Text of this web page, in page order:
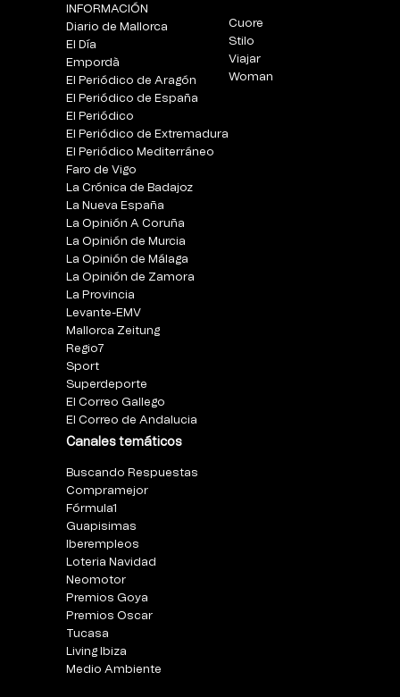
INFORMACIÓN
Diario de Mallorca
El Día
Empordà
El Periódico de Aragón
El Periódico de España
El Periódico
El Periódico de Extremadura
El Periódico Mediterráneo
Faro de Vigo
La Crónica de Badajoz
La Nueva España
La Opinión A Coruña
La Opinión de Murcia
La Opinión de Málaga
La Opinión de Zamora
La Provincia
Levante-EMV
Mallorca Zeitung
Regio7
Sport
Superdeporte
El Correo Gallego
El Correo de Andalucia
Canales temáticos
Buscando Respuestas
Compramejor
Fórmula1
Guapisimas
Iberempleos
Loteria Navidad
Neomotor
Premios Goya
Premios Oscar
Tucasa
Living Ibiza
Medio Ambiente
Cuore
Stilo
Viajar
Woman